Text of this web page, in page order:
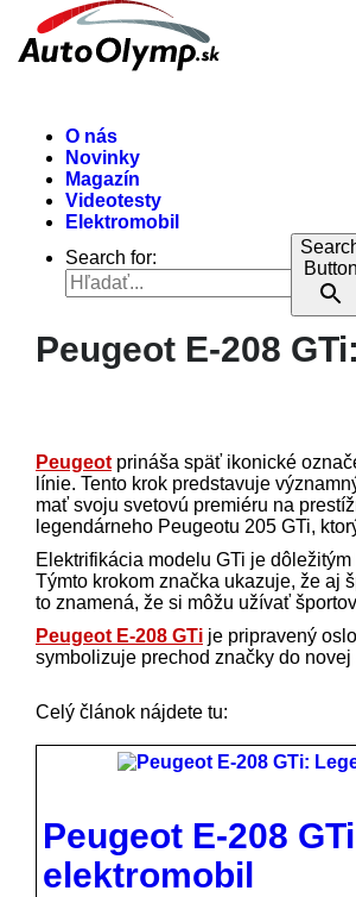
O nás
Novinky
Magazín
Videotesty
Elektromobil
Search for:
Button
Peugeot E-208
Peugeot prináša späť ikonické
línie. Tento krok predstavuje
mať svoju svetovú premiéru na
legendárneho Peugeotu 205 GTi,
Elektrifikácia modelu GTi je
Týmto krokom značka ukazuje, že aj
to znamená, že si môžu užívať
Peugeot E-208 GTi je pripravený
symbolizuje prechod značky do
Celý článok nájdete tu:
Peugeot E-208
elektromobil